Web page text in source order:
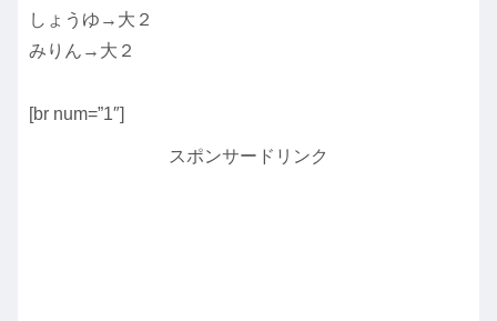
しょうゆ→大２
みりん→大２
[br num=”1″]
スポンサードリンク